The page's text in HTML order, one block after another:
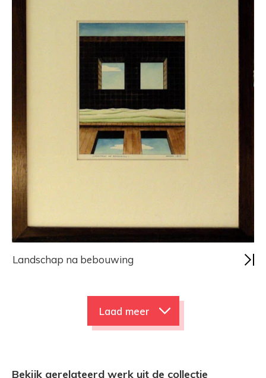
Landschap na bebouwing
Laad meer
Bekijk gerelateerd werk uit de collectie